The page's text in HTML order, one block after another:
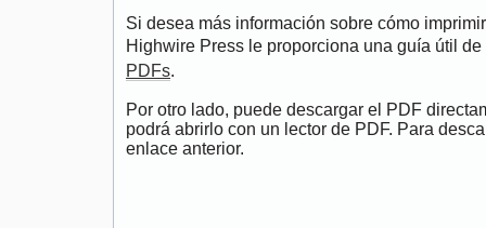
Si desea más información sobre cómo
Highwire Press le proporciona una guía útil de
PDFs.
Por otro lado, puede descargar el PDF
podrá abrirlo con un lector de PDF. Para
enlace anterior.